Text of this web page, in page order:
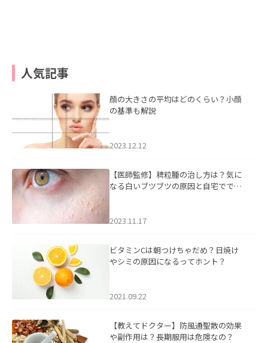
人気記事
顔の大きさの平均はどのくらい？小顔
の基準も解説
2023.12.12
【医師監修】稗粒腫の治し方は？気に
なる白いブツブツの原因と自宅ででき
2023.11.17
ビタミンCは朝つけちゃだめ？日焼け
やシミの原因になるってホント？
2021.09.22
【教えてドクター】防風通聖散の効果
や副作用は？長期服用は危険なの？